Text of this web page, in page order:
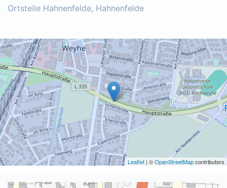
Ortsteile Hahnenfelde, Hahnenfelde
Leaflet | ©OpenStreetMapcontributors